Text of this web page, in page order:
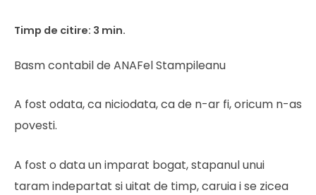
Basm contabil de ANAFel Stampileanu
A fost odata, ca niciodata, ca de n-ar fi, oricum n-as
povesti.
A fost o data un imparat bogat, stapanul unui
taram indepartat si uitat de timp, caruia i se zicea